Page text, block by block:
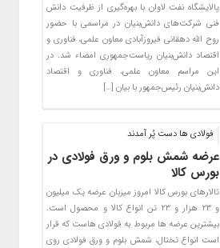
پالایشگاه نفت لاوان با بهره‌گیری از ظرفیت دانش
فنی شرکت‌های دانش‌بنیان در مراسمی با حضور
روح الله دهقانی فیروزآبادی معاون علمی، فناوری و
اقتصاد دانش‌بنیان ریاست‌جمهوری امضاء شد. در
این مراسم معاون علمی، فناوری و اقتصاد
دانش‌بنیان رئیس‌جمهور با بیان […]
فولادی ها دست پُر آمدند
عرضه شمش بلوم و ورق فولادی در
بورس کالا
تالارهای بورس کالا امروز میزبان عرضه یک میلیون
و ۲۳ هزار و ۲۳ تن انواع کالا و محصول است.
بیشترین عرضه ها مربوط به فولادی هاست که قرار
است انواع تختال، شمش بلوم و ورق فولادی روی